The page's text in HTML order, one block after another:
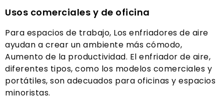
Usos comerciales y de oficina
Para espacios de trabajo, Los enfriadores de aire
ayudan a crear un ambiente más cómodo,
Aumento de la productividad. El enfriador de aire,
diferentes tipos, como los modelos comerciales y
portátiles, son adecuados para oficinas y espacios
minoristas.